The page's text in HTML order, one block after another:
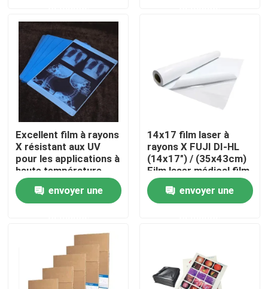
Visite d'usine
Contrôle de la qualité
Contact
nouvelles
Tous les cas
Jet d'encre X Ray Film
Excellent film à rayons
X résistant aux UV
pour les applications à
haute température
envoyer une
14x17 film laser à
rayons X FUJI DI-HL
(14x17") / (35x43cm)
Film laser médical film
fuji à sec
envoyer une